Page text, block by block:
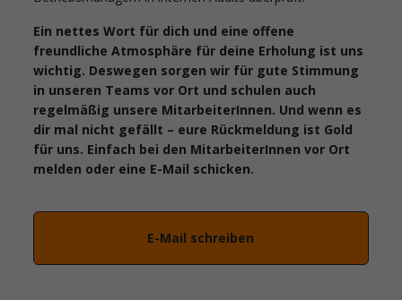
Ein nettes Wort für dich und eine offene
freundliche Atmosphäre für deine Erholung ist uns
wichtig. Deswegen sorgen wir für gute Stimmung
in unseren Teams vor Ort und schulen auch
regelmäßig unsere MitarbeiterInnen. Und wenn es
dir mal nicht gefällt – eure Rückmeldung ist Gold
für uns. Einfach bei den MitarbeiterInnen vor Ort
melden oder eine E-Mail schicken.
E-Mail schreiben